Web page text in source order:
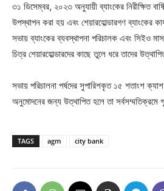
৩১ ডিসেম্বর, ২০২৩ অনুযায়ী ব্যাংকের নিরীক্ষিত
উপস্থাপন করা হয় এবং শেয়ারহোল্ডারগণ ব্যাংকের
সভায় ব্যাংকের ব্যবস্থাপনা পরিচালক এবং সিইও
চিত্র শেয়ারহোল্ডারদের কাছে তুলে ধরে তাদের
সভায় পরিচালনা পর্ষদের সুপারিশকৃত ১৫ শতাংশ
অনুমোদনের জন্য উত্থাপিত হলে তা
TAGS agm city bank